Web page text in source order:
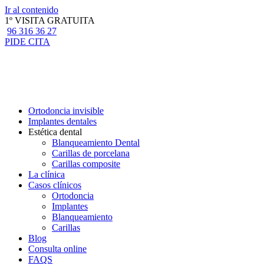
Ir al contenido
1º VISITA GRATUITA
96 316 36 27
PIDE CITA
Ortodoncia invisible
Implantes dentales
Estética dental
Blanqueamiento Dental
Carillas de porcelana
Carillas composite
La clínica
Casos clínicos
Ortodoncia
Implantes
Blanqueamiento
Carillas
Blog
Consulta online
FAQS